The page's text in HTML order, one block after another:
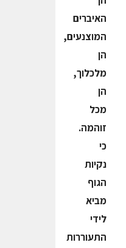
האיברים
המוצנעים,
הן
מלכלוך,
הן
מכל
זוהמה.
כי
נקיות
הגוף
מביא
לידי
התעוררות